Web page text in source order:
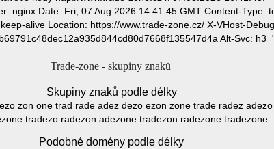
nginx Date: Fri, 07 Aug 2026 14:41:45 GMT Content-Type:
alive Location: https://www.trade-zone.cz/ X-VHost-
Alt-Svc:
Trade-zone - skupiny znaků
Skupiny znaků podle délky
zon one trad rade adez dezo ezon zone trade radez
tradezo radezon adezone tradezon radezone tradezone
Podobné domény podle délky